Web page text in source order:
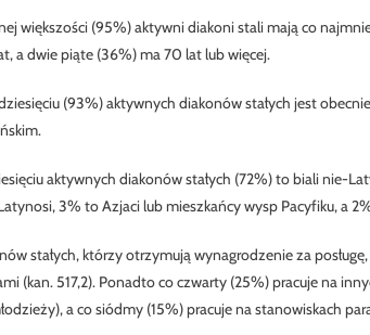
większości (95%) aktywni diakoni stali mają co
a dwie piąte (36%) ma 70 lat lub więcej.
(93%) aktywnych diakonów stałych jest
aktywnych diakonów stałych (72%) to biali nie-
3% to Azjaci lub mieszkańcy wysp Pacyfiku, a
stałych, którzy otrzymują wynagrodzenie za
(kan. 517,2). Ponadto co czwarty (25%) pracuje na
a co siódmy (15%) pracuje na stanowiskach